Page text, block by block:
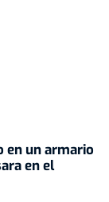
en un armario
en el